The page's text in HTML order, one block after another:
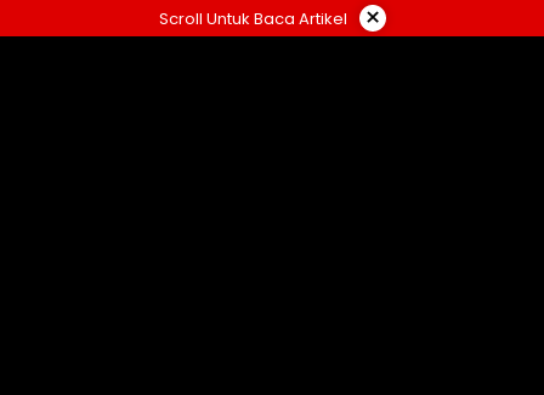
ke
Scroll Untuk Baca Artikel ×